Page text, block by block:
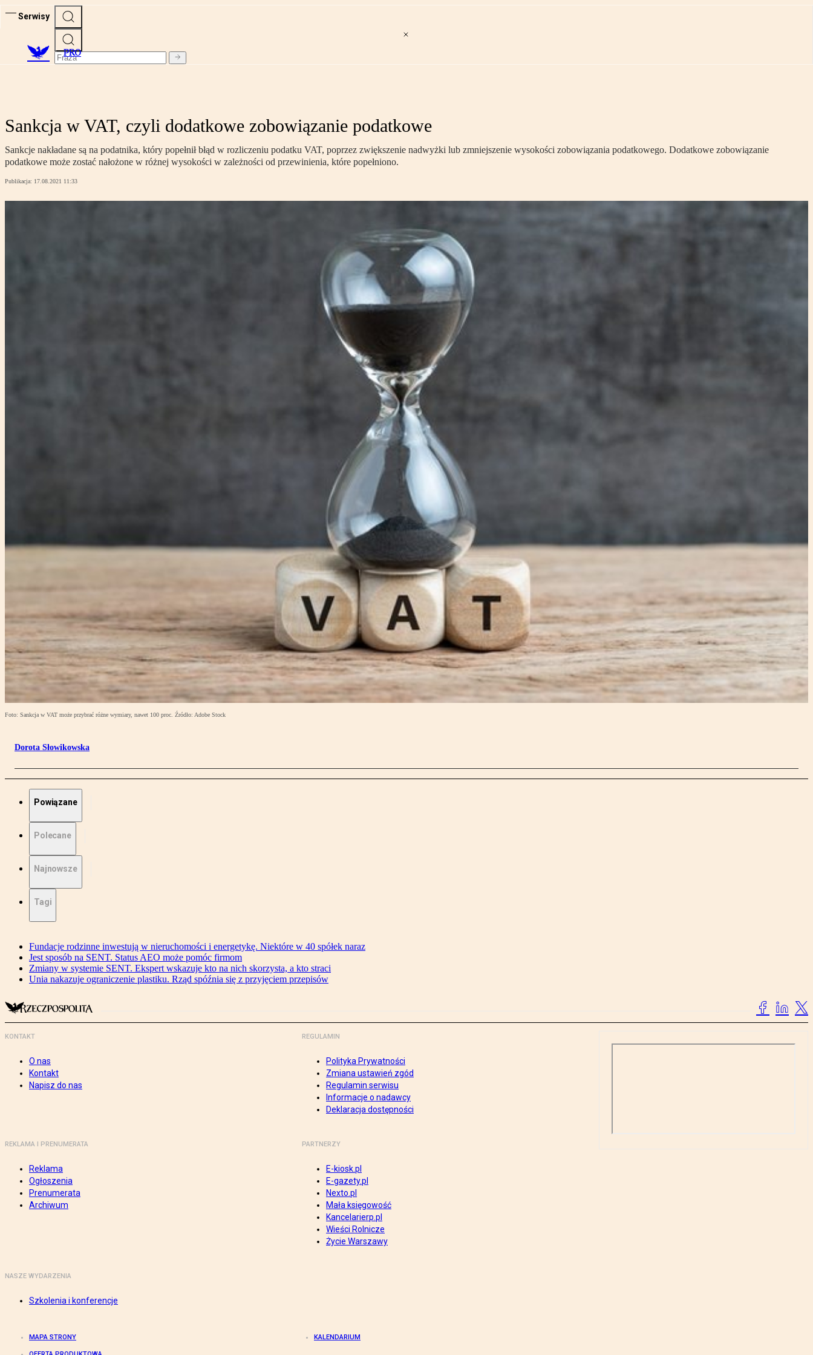
Serwisy
PRO
Sankcja w VAT, czyli dodatkowe zobowiązanie podatkowe
Sankcje nakładane są na podatnika, który popełnił błąd w rozliczeniu podatku VAT, poprzez zwiększenie nadwyżki lub zmniejszenie wysokości zobowiązania podatkowego. Dodatkowe zobowiązanie
podatkowe może zostać nałożone w różnej wysokości w zależności od przewinienia, które popełniono.
Publikacja: 17.08.2021 11:33
Foto: Sankcja w VAT może przybrać różne wymiary, nawet 100 proc. Źródło: Adobe Stock
Dorota Słowikowska
Powiązane
Polecane
Najnowsze
Tagi
Fundacje rodzinne inwestują w nieruchomości i energetykę. Niektóre w 40 spółek naraz
Jest sposób na SENT. Status AEO może pomóc firmom
Zmiany w systemie SENT. Ekspert wskazuje kto na nich skorzysta, a kto straci
Unia nakazuje ograniczenie plastiku. Rząd spóźnia się z przyjęciem przepisów
KONTAKT
O nas
Kontakt
Napisz do nas
REGULAMIN
Polityka Prywatności
Zmiana ustawień zgód
Regulamin serwisu
Informacje o nadawcy
Deklaracja dostępności
REKLAMA I PRENUMERATA
Reklama
Ogłoszenia
Prenumerata
Archiwum
PARTNERZY
E-kiosk.pl
E-gazety.pl
Nexto.pl
Mała księgowość
Kancelarierp.pl
Wieści Rolnicze
Życie Warszawy
NASZE WYDARZENIA
Szkolenia i konferencje
MAPA STRONY KALENDARIUM